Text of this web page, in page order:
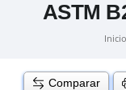
ASTM
Inicio
Comparar